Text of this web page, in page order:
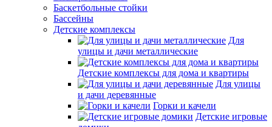
Баскетбольные стойки
Бассейны
Детские комплексы
Для
улицы и дачи металлические
Детские комплексы для дома и квартиры
Для улицы
и дачи деревянные
Горки и качели
Детские игровые